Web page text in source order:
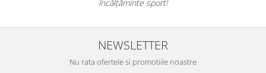
încălțăminte sport!
NEWSLETTER
Nu rata ofertele si promotiile noastre